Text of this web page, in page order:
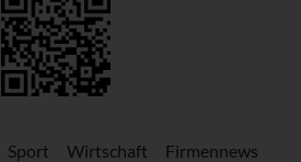
Sport Wirtschaft
Firmennews